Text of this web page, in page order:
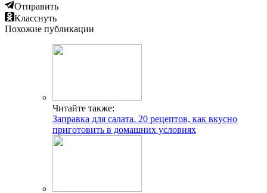
Отправить
Класснуть
Похожие публикации
Читайте также:
Заправка для салата. 20 рецептов, как вкусно
приготовить в домашних условиях